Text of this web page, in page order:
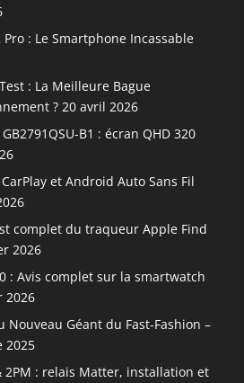
Pro : Le Smartphone Incassable
: La Meilleure Bague
? 20 avril 2026
B1 : écran QHD 320
et Android Auto Sans Fil
complet du traqueur Apple Find
2026
: Avis complet sur la smartwatch
2026
Nouveau Géant du Fast-Fashion –
2025
2PM : relais Matter, installation et